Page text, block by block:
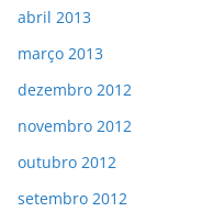
abril 2013
março 2013
dezembro 2012
novembro 2012
outubro 2012
setembro 2012